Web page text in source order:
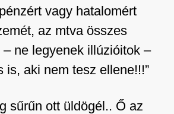
vagy hatalomért
az mtva összes
ne legyenek illúzióitok –
is, aki nem tesz ellene!!!”
sűrűn ott üldögél.. Ő az